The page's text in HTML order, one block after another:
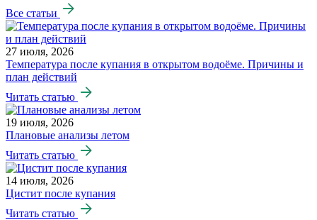
Все статьи
27 июля, 2026
Температура после купания в открытом водоёме. Причины и
план действий
Читать статью
19 июля, 2026
Плановые анализы летом
Читать статью
14 июля, 2026
Цистит после купания
Читать статью